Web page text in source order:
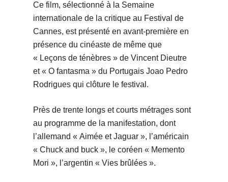
Ce film, sélectionné à la Semaine
internationale de la critique au Festival de
Cannes, est présenté en avant-première en
présence du cinéaste de même que
« Leçons de ténèbres » de Vincent Dieutre
et « O fantasma » du Portugais Joao Pedro
Rodrigues qui clôture le festival.
Près de trente longs et courts métrages sont
au programme de la manifestation, dont
l’allemand « Aimée et Jaguar », l’américain
« Chuck and buck », le coréen « Memento
Mori », l’argentin « Vies brûlées ».